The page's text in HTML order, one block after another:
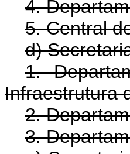
4.
5. Central
d)
1.
Infraestrutura
2.
3.